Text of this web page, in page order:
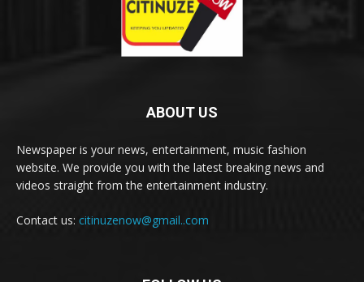
ABOUT US
Newspaper is your news, entertainment, music fashion
website. We provide you with the latest breaking news and
videos straight from the entertainment industry.
Contact us: citinuzenow@gmail..com